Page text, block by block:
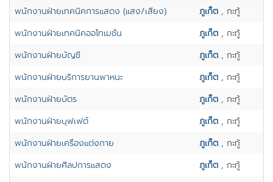
พนักงานฝ่ายเทคนิคการแสดง (แสง/เสียง) ภูเก็ต , กะทู้
พนักงานฝ่ายเทคนิคออโทเมชั่น
ภูเก็ต , กะทู้
พนักงานฝ่ายบัญชี
ภูเก็ต , กะทู้
พนักงานฝ่ายบริการยานพาหนะ
ภูเก็ต , กะทู้
พนักงานฝ่ายบัตร
ภูเก็ต , กะทู้
พนักงานฝ่ายบุฟเฟต์
ภูเก็ต , กะทู้
พนักงานฝ่ายเครื่องแต่งกาย
ภูเก็ต , กะทู้
พนักงานฝ่ายศิลปการแสดง
ภูเก็ต , กะทู้